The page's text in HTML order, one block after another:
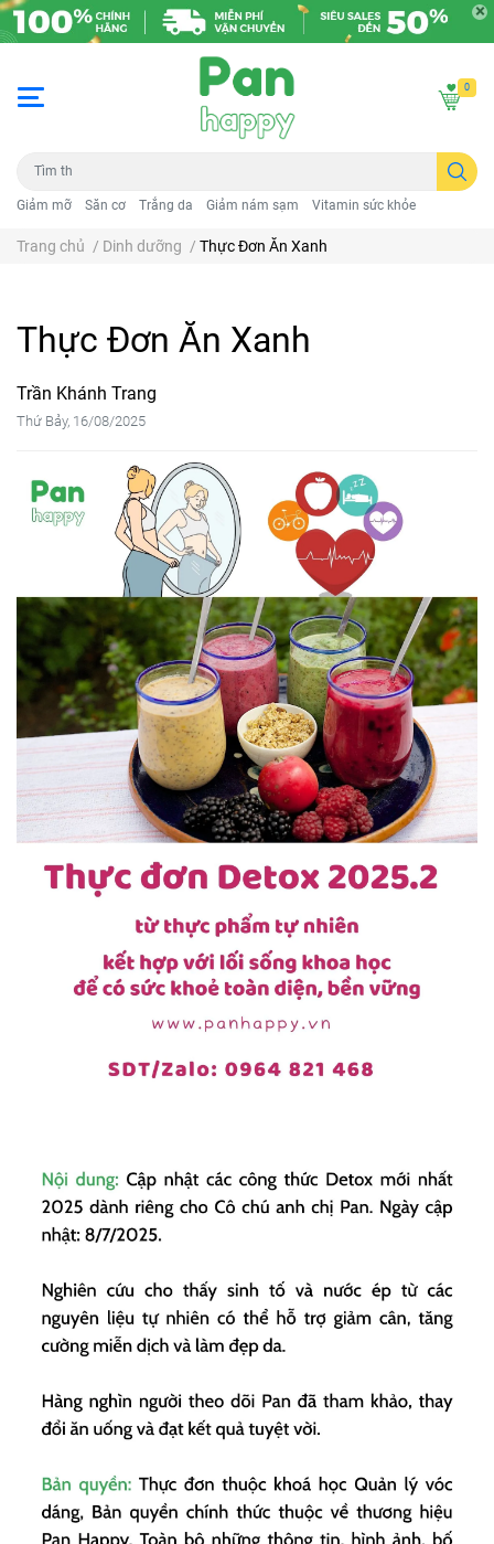
Giảm mỡ Săn cơ Trắng da Giảm nám sạm Vitamin sức khỏe
0
Trang chủ / Dinh dưỡng / Thực Đơn Ăn Xanh
Thực Đơn Ăn Xanh
Trần Khánh Trang
Thứ Bảy, 16/08/2025